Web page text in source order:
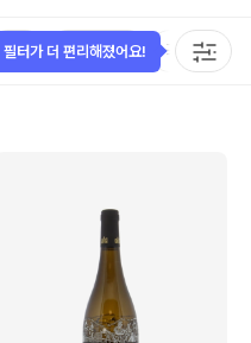
가격 비비노점수 국가 용량
필터가 더 편리해졌어요!